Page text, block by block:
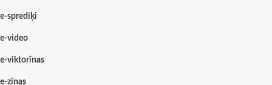
e-sprediķi
e-video
e-viktorīnas
e-ziņas